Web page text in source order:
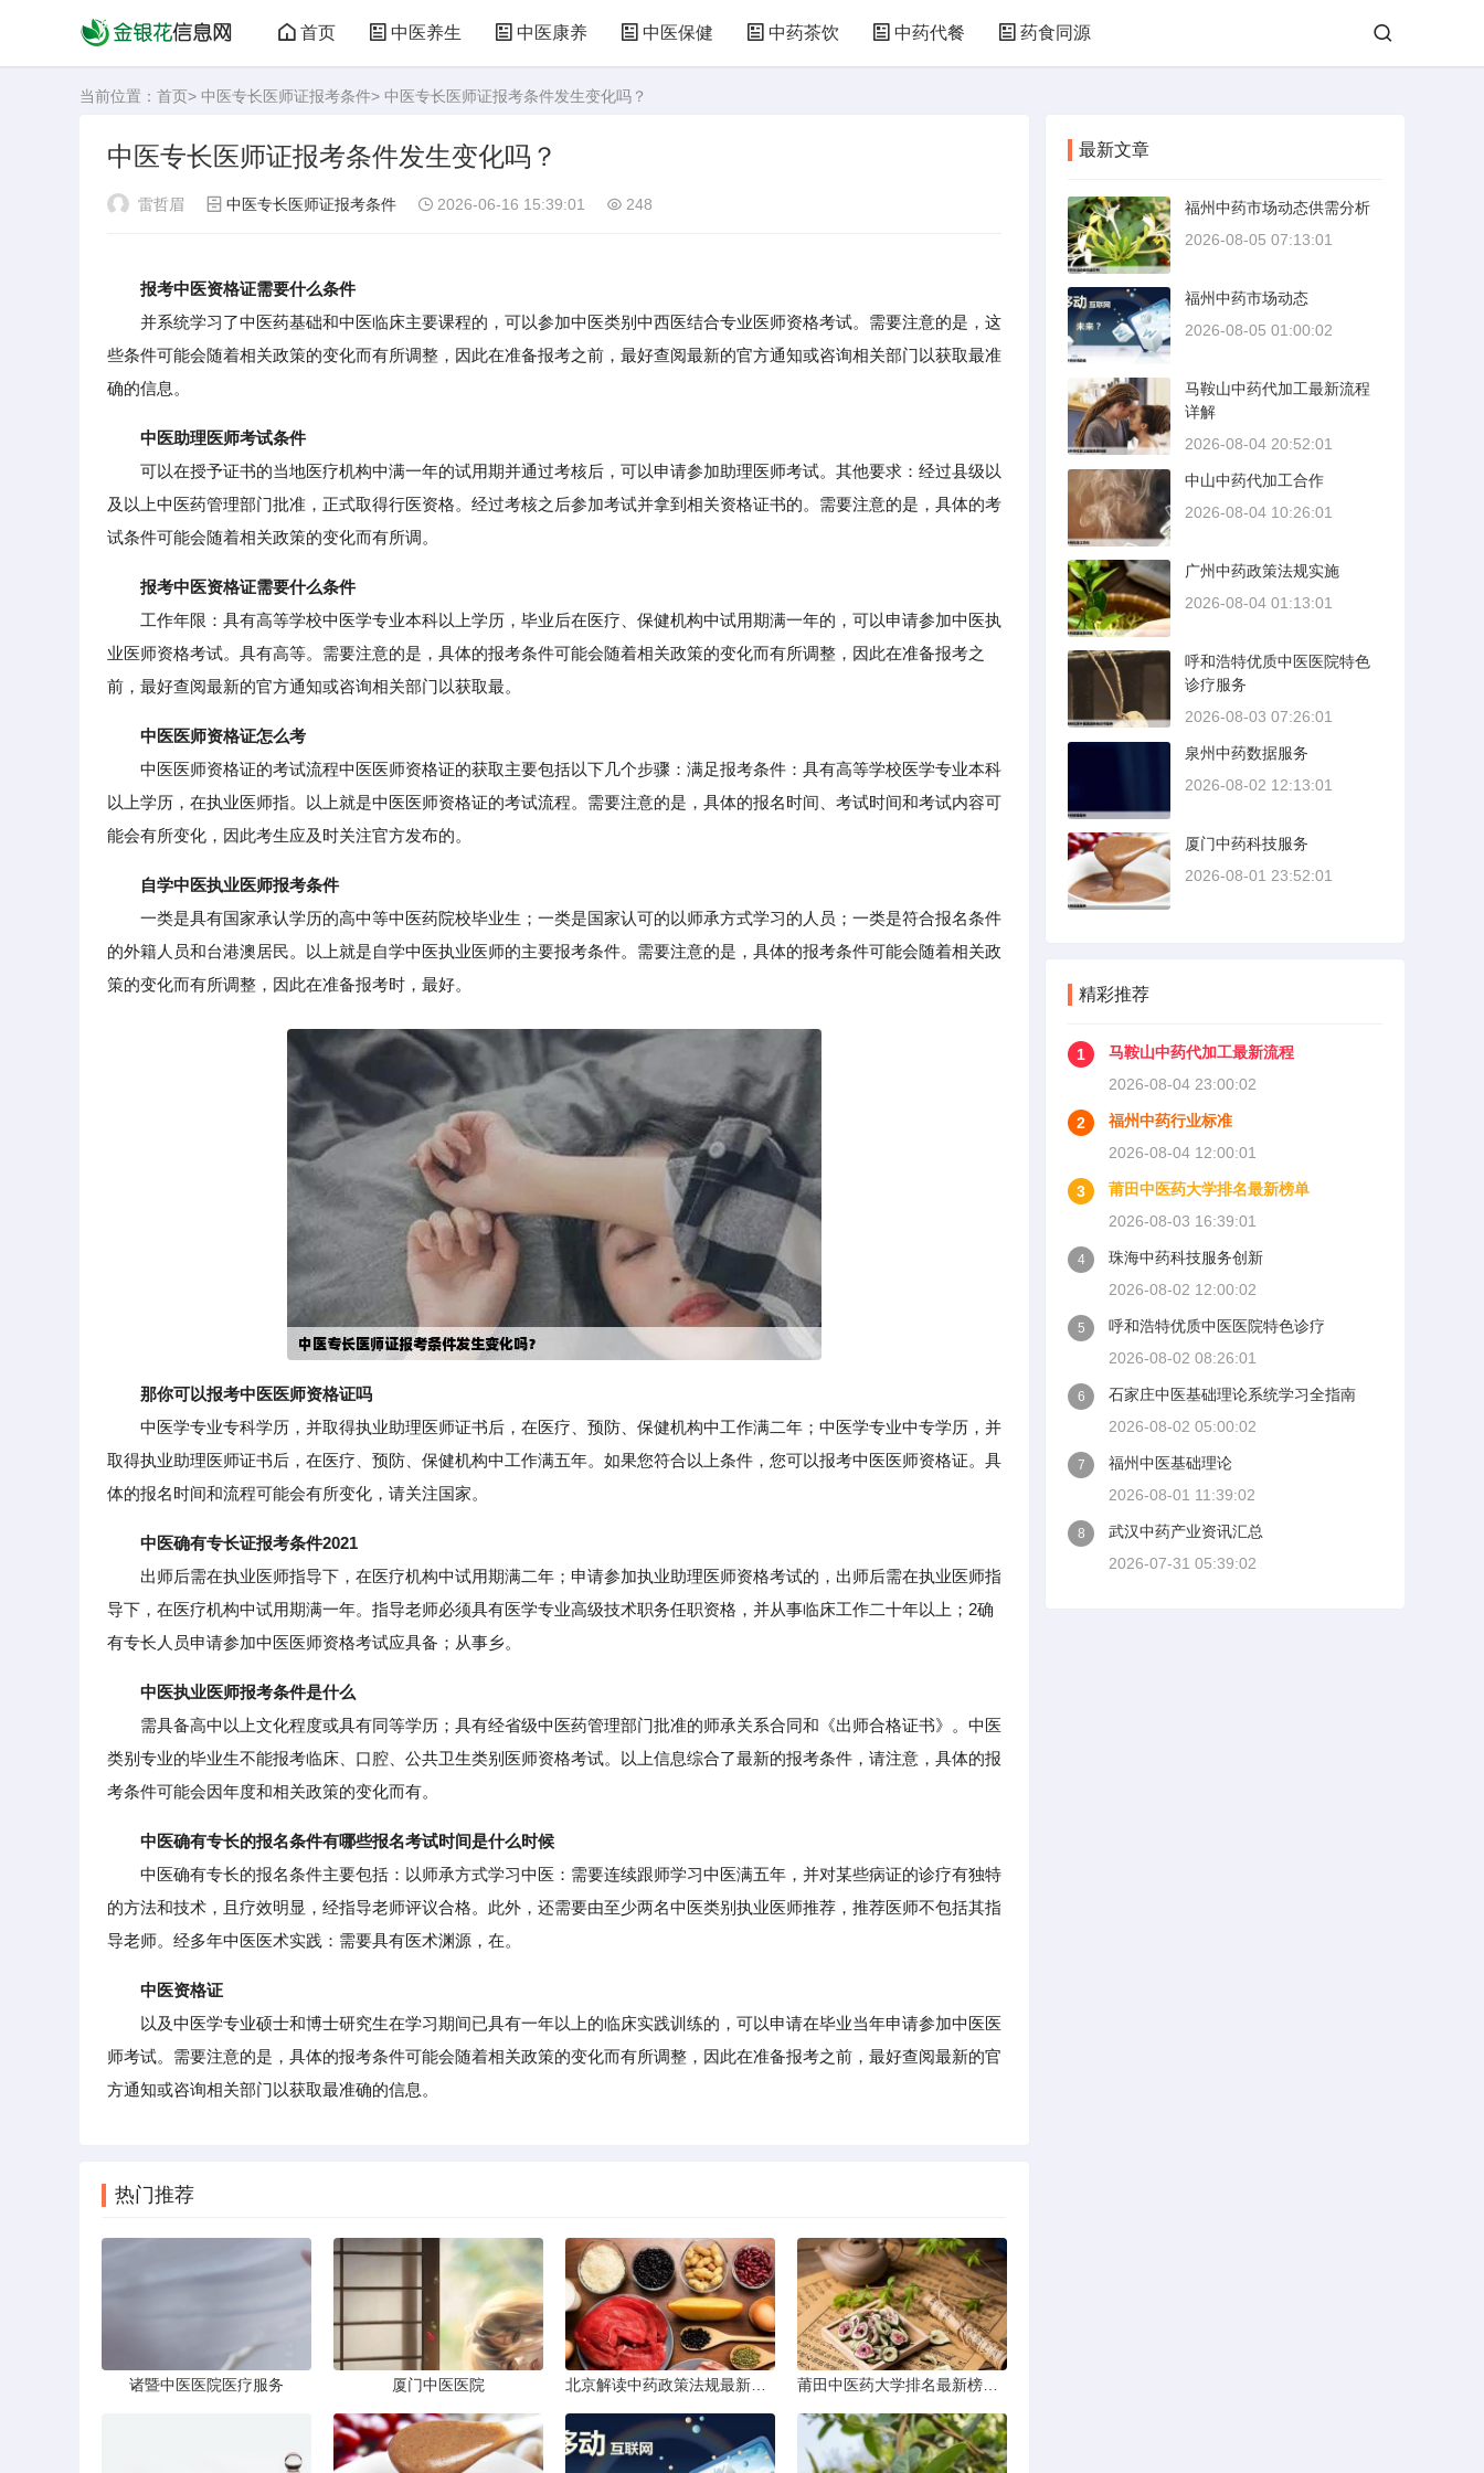
首页 中医养生 中医康养 中医保健 中药茶饮 中药代餐 药食同源
当前位置： 首页> 中医专长医师证报考条件> 中医专长医师证报考条件发生变化吗？
中医专长医师证报考条件发生变化吗？
雷哲眉 中医专长医师证报考条件 2026-06-16 15:39:01 248
报考中医资格证需要什么条件
并系统学习了中医药基础和中医临床主要课程的，可以参加中医类别中西医结合专业医师资格考试。需要注意的是，这
些条件可能会随着相关政策的变化而有所调整，因此在准备报考之前，最好查阅最新的官方通知或咨询相关部门以获取最准
确的信息。
中医助理医师考试条件
可以在授予证书的当地医疗机构中满一年的试用期并通过考核后，可以申请参加助理医师考试。其他要求：经过县级以
及以上中医药管理部门批准，正式取得行医资格。经过考核之后参加考试并拿到相关资格证书的。需要注意的是，具体的考
试条件可能会随着相关政策的变化而有所调。
报考中医资格证需要什么条件
工作年限：具有高等学校中医学专业本科以上学历，毕业后在医疗、保健机构中试用期满一年的，可以申请参加中医执
业医师资格考试。具有高等。需要注意的是，具体的报考条件可能会随着相关政策的变化而有所调整，因此在准备报考之
前，最好查阅最新的官方通知或咨询相关部门以获取最。
中医医师资格证怎么考
中医医师资格证的考试流程中医医师资格证的获取主要包括以下几个步骤：满足报考条件：具有高等学校医学专业本科
以上学历，在执业医师指。以上就是中医医师资格证的考试流程。需要注意的是，具体的报名时间、考试时间和考试内容可
能会有所变化，因此考生应及时关注官方发布的。
自学中医执业医师报考条件
一类是具有国家承认学历的高中等中医药院校毕业生；一类是国家认可的以师承方式学习的人员；一类是符合报名条件
的外籍人员和台港澳居民。以上就是自学中医执业医师的主要报考条件。需要注意的是，具体的报考条件可能会随着相关政
策的变化而有所调整，因此在准备报考时，最好。
那你可以报考中医医师资格证吗
中医学专业专科学历，并取得执业助理医师证书后，在医疗、预防、保健机构中工作满二年；中医学专业中专学历，并
取得执业助理医师证书后，在医疗、预防、保健机构中工作满五年。如果您符合以上条件，您可以报考中医医师资格证。具
体的报名时间和流程可能会有所变化，请关注国家。
中医确有专长证报考条件2021
出师后需在执业医师指导下，在医疗机构中试用期满二年；申请参加执业助理医师资格考试的，出师后需在执业医师指
导下，在医疗机构中试用期满一年。指导老师必须具有医学专业高级技术职务任职资格，并从事临床工作二十年以上；2确
有专长人员申请参加中医医师资格考试应具备；从事乡。
中医执业医师报考条件是什么
需具备高中以上文化程度或具有同等学历；具有经省级中医药管理部门批准的师承关系合同和《出师合格证书》。中医
类别专业的毕业生不能报考临床、口腔、公共卫生类别医师资格考试。以上信息综合了最新的报考条件，请注意，具体的报
考条件可能会因年度和相关政策的变化而有。
中医确有专长的报名条件有哪些报名考试时间是什么时候
中医确有专长的报名条件主要包括：以师承方式学习中医：需要连续跟师学习中医满五年，并对某些病证的诊疗有独特
的方法和技术，且疗效明显，经指导老师评议合格。此外，还需要由至少两名中医类别执业医师推荐，推荐医师不包括其指
导老师。经多年中医医术实践：需要具有医术渊源，在。
中医资格证
以及中医学专业硕士和博士研究生在学习期间已具有一年以上的临床实践训练的，可以申请在毕业当年申请参加中医医
师考试。需要注意的是，具体的报考条件可能会随着相关政策的变化而有所调整，因此在准备报考之前，最好查阅最新的官
方通知或咨询相关部门以获取最准确的信息。
热门推荐
诸暨中医医院医疗服务 厦门中医医院
最新文章
福州中药市场动态供需分析
2026-08-05 07:13:01
福州中药市场动态
2026-08-05 01:00:02
马鞍山中药代加工最新流程
详解
2026-08-04 20:52:01
中山中药代加工合作
2026-08-04 10:26:01
广州中药政策法规实施
2026-08-04 01:13:01
呼和浩特优质中医医院特色
诊疗服务
2026-08-03 07:26:01
泉州中药数据服务
2026-08-02 12:13:01
厦门中药科技服务
2026-08-01 23:52:01
精彩推荐
1
马鞍山中药代加工最新流程
2026-08-04 23:00:02
2
福州中药行业标准
2026-08-04 12:00:01
3
莆田中医药大学排名最新榜单
2026-08-03 16:39:01
4
珠海中药科技服务创新
2026-08-02 12:00:02
5
呼和浩特优质中医医院特色诊疗
2026-08-02 08:26:01
6
石家庄中医基础理论系统学习全指南
2026-08-02 05:00:02
7
福州中医基础理论
2026-08-01 11:39:02
8
武汉中药产业资讯汇总
2026-07-31 05:39:02